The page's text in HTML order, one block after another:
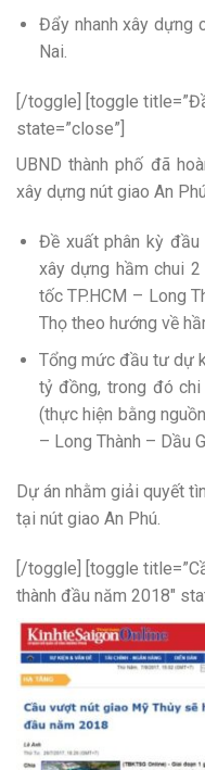
Đẩy nhanh xây dựng
Nai.
[/toggle] [toggle
state=”close”]
UBND thành phố đã
xây dựng nút giao An
Đề xuất phân kỳ
xây dựng hầm chui
tốc TP.HCM – Long
Thọ theo hướng về
Tổng mức đầu tư dự
tỷ đồng, trong đó
(thực hiện bằng
– Long Thành – Dầu
Dự án nhằm giải quyết
tại nút giao An Phú.
[/toggle] [toggle
thành đầu năm 2018″